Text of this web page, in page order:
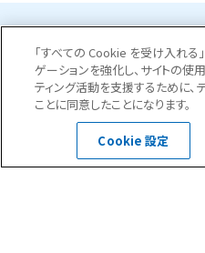
お問合せ・
0120-
受付時間 平
「すべての Cookie を受け入れる
ゲーションを強化し、サイトの使
ティング活動を支援するために
ことに同意したことになります。
Cookie 設定